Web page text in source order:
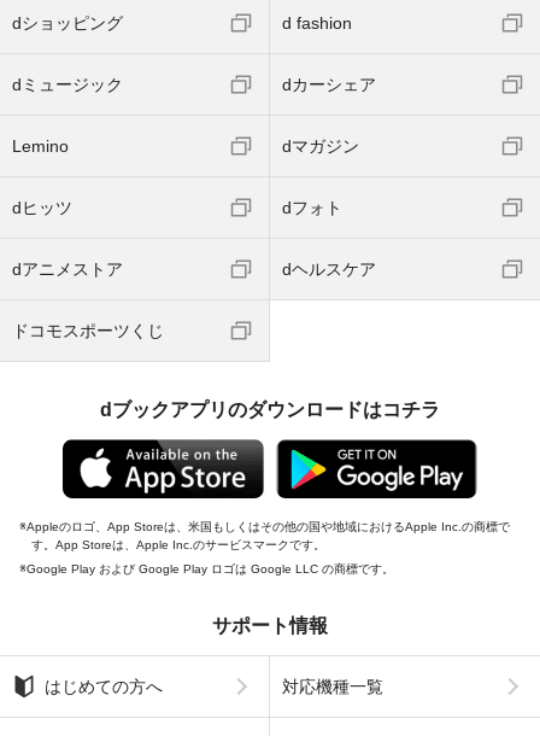
dショッピング d fashion
dミュージック dカーシェア
Lemino dマガジン
dヒッツ dフォト
dアニメストア dヘルスケア
ドコモスポーツくじ
dブックアプリのダウンロードはコチラ
Appleのロゴ、App Storeは、米国もしくはその他の国や地域におけるApple Inc.の商標で
す。App Storeは、Apple Inc.のサービスマークです。
Google Play および Google Play ロゴは Google LLC の商標です。
サポート情報
はじめての方へ 対応機種一覧